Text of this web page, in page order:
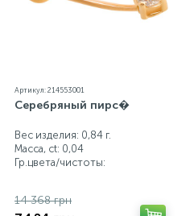
Артикул: 214553001
Серебряный пирс�
Вес изделия: 0,84 г.
Масса, ct: 0,04
Гр.цвета/чистоты:
14 368 грн